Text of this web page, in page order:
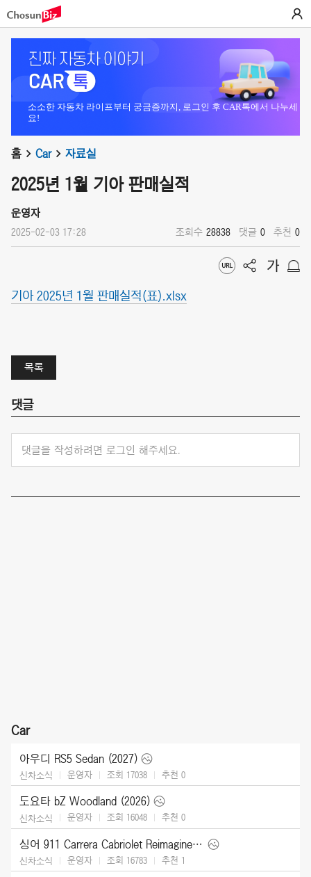
소소한 자동차 라이프부터 궁금증까지, 로그인 후 CAR톡에서 나누세
요!
홈 Car 자료실
2025년 1월 기아 판매실적
운영자
2025-02-03 17:28 조회수 28838 댓글 0 추천 0
기아 2025년 1월 판매실적(표).xlsx
목록
댓글
댓글을 작성하려면 로그인 해주세요.
Car
아우디 RS5 Sedan (2027)
신차소식 운영자 조회 17038 추천 0
도요타 bZ Woodland (2026)
신차소식 운영자 조회 16048 추천 0
싱어 911 Carrera Cabriolet Reimagined Type 964 (2026)
신차소식 운영자 조회 16783 추천 1